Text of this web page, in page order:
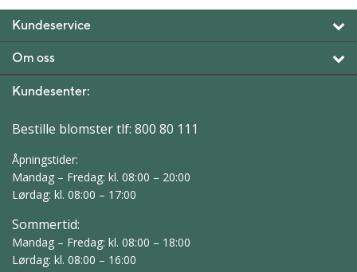
Kundeservice
Om oss
Kundesenter:
Bestille blomster tlf: 800 80 111
Åpningstider:
Mandag – Fredag: kl. 08:00 – 20:00
Lørdag: kl. 08:00 – 17:00
Sommertid:
Mandag – Fredag: kl. 08:00 – 18:00
Lørdag: kl. 08:00 – 16:00